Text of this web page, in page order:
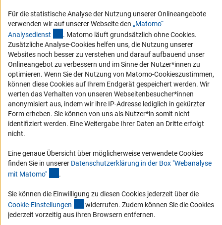
Vergabeverfahren
Barrierefreiheit
Service und Informationen für Menschen mit Behinderungen
Erklärung zur Barrierefreiheit
Barriere melden
DFG-aktuell
Erhalten Sie Neuigkeiten aus der DFG direkt in Ihr Mailpostfach oder
schauen Sie sich die Ausgaben online an.
Zum Newsletter
Impressum Datenschutz Cookie-Einstellungen
Kontakt
Service
Für die statistische Analyse der Nutzung unserer Onlineangebote
verwenden wir auf unserer Webseite den „Matomo“
Analysedienst (externer Link)
. Matomo läuft grundsätzlich ohne Cookies.
Zusätzliche Analyse-Cookies helfen uns, die Nutzung unserer
Websites noch besser zu verstehen und darauf aufbauend unser
Onlineangebot zu verbessern und im Sinne der Nutzer*innen zu
optimieren. Wenn Sie der Nutzung von Matomo-Cookieszustimmen,
können diese Cookies auf Ihrem Endgerät gespeichert werden. Wir
werten das Verhalten von unseren Webseitenbesucher*innen
anonymisiert aus, indem wir ihre IP-Adresse lediglich in gekürzter
Form erheben. Sie können von uns als Nutzer*in somit nicht
identifiziert werden. Eine Weitergabe Ihrer Daten an Dritte erfolgt
nicht.
Eine genaue Übersicht über möglicherweise verwendete Cookies
finden Sie in unserer Datenschutzerklärung in der Box "Webanalyse
mit Matomo" .
Sie können die Einwilligung zu diesen Cookies jederzeit über die
Cookie-Einstellungen (interner Link)
widerrufen. Zudem können Sie die Cookies
jederzeit vorzeitig aus ihren Browsern entfernen.